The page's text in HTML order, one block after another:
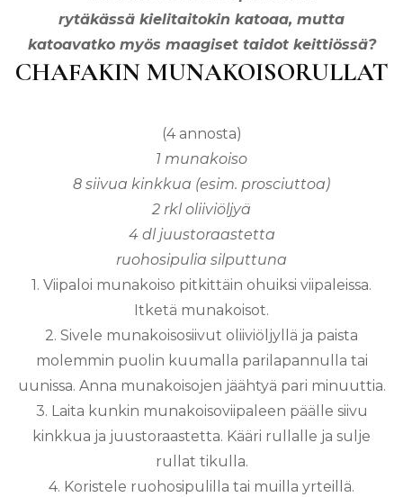
rytäkässä kielitaitokin katoaa, mutta
katoavatko myös maagiset taidot keittiössä?
CHAFAKIN MUNAKOISORULLAT
(4 annosta)
1 munakoiso
8 siivua kinkkua (esim. prosciuttoa)
2 rkl oliiviöljyä
4 dl juustoraastetta
ruohosipulia silputtuna
1. Viipaloi munakoiso pitkittäin ohuiksi viipaleissa.
Itketä munakoisot.
2. Sivele munakoisosiivut oliiviöljyllä ja paista
molemmin puolin kuumalla parilapannulla tai
uunissa. Anna munakoisojen jäähtyä pari minuuttia.
3. Laita kunkin munakoisoviipaleen päälle siivu
kinkkua ja juustoraastetta. Kääri rullalle ja sulje
rullat tikulla.
4. Koristele ruohosipulilla tai muilla yrteillä.